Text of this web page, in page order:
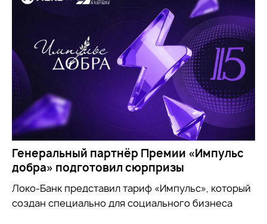
Генеральный партнёр Премии «Импульс
добра» подготовил сюрпризы
Локо-Банк представил тариф «Импульс», который
создан специально для социального бизнеса